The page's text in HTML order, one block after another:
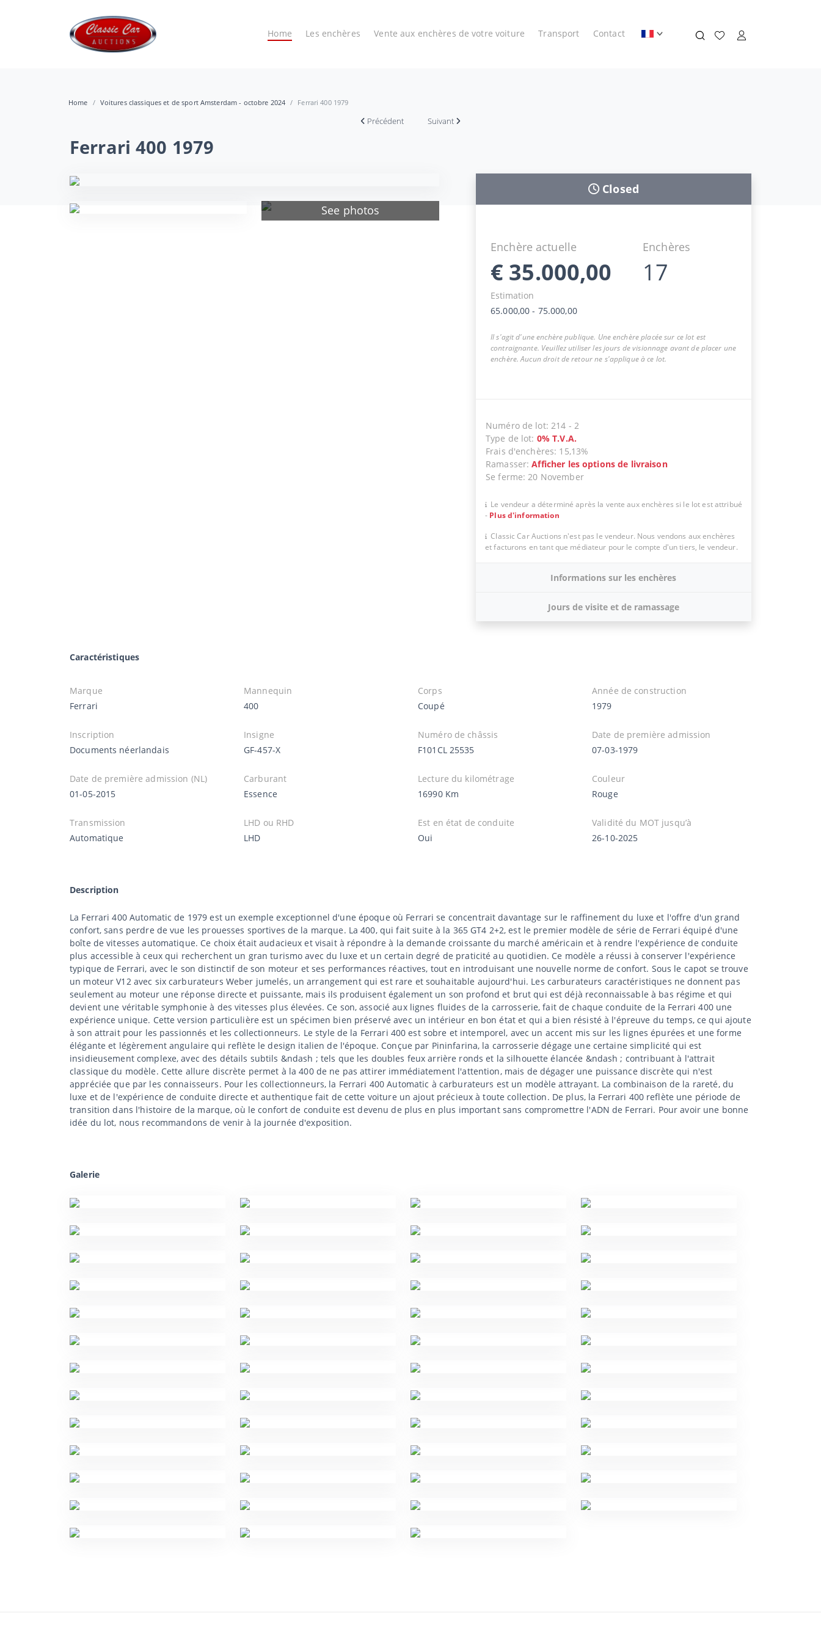
Home Les enchères Vente aux enchères de votre voiture Transport Contact
Home Voitures classiques et de sport Amsterdam - octobre 2024 Ferrari 400 1979
Précédent Suivant
Ferrari 400 1979
See photos
Closed
Enchère actuelle
€ 35.000,00
Enchères
17
Estimation
65.000,00 - 75.000,00
Il s'agit d'une enchère publique. Une enchère placée sur ce lot est
contraignante. Veuillez utiliser les jours de visionnage avant de placer une
enchère. Aucun droit de retour ne s'applique à ce lot.
Numéro de lot: 214 - 2
Type de lot: 0% T.V.A.
Frais d'enchères: 15,13%
Ramasser:Afficher les options de livraison
Se ferme:20 November
Le vendeur a déterminé après la vente aux enchères si le lot est attribué
- Plus d'information
Classic Car Auctions n'est pas le vendeur. Nous vendons aux enchères
et facturons en tant que médiateur pour le compte d'un tiers, le vendeur.
Informations sur les enchères
Jours de visite et de ramassage
Caractéristiques
Marque
Ferrari
Mannequin
400
Corps
Coupé
Année de construction
1979
Inscription
Documents néerlandais
Insigne
GF-457-X
Numéro de châssis
F101CL 25535
Date de première admission
07-03-1979
Date de première admission (NL)
01-05-2015
Carburant
Essence
Lecture du kilométrage
16990 Km
Couleur
Rouge
Transmission
Automatique
LHD ou RHD
LHD
Est en état de conduite
Oui
Validité du MOT jusqu’à
26-10-2025
Description
La Ferrari 400 Automatic de 1979 est un exemple exceptionnel d'une époque où Ferrari se concentrait davantage sur le raffinement du luxe et l'offre d'un grand
confort, sans perdre de vue les prouesses sportives de la marque. La 400, qui fait suite à la 365 GT4 2+2, est le premier modèle de série de Ferrari équipé d'une
boîte de vitesses automatique. Ce choix était audacieux et visait à répondre à la demande croissante du marché américain et à rendre l'expérience de conduite
plus accessible à ceux qui recherchent un gran turismo avec du luxe et un certain degré de praticité au quotidien. Ce modèle a réussi à conserver l'expérience
typique de Ferrari, avec le son distinctif de son moteur et ses performances réactives, tout en introduisant une nouvelle norme de confort. Sous le capot se trouve
un moteur V12 avec six carburateurs Weber jumelés, un arrangement qui est rare et souhaitable aujourd'hui. Les carburateurs caractéristiques ne donnent pas
seulement au moteur une réponse directe et puissante, mais ils produisent également un son profond et brut qui est déjà reconnaissable à bas régime et qui
devient une véritable symphonie à des vitesses plus élevées. Ce son, associé aux lignes fluides de la carrosserie, fait de chaque conduite de la Ferrari 400 une
expérience unique. Cette version particulière est un spécimen bien préservé avec un intérieur en bon état et qui a bien résisté à l'épreuve du temps, ce qui ajoute
à son attrait pour les passionnés et les collectionneurs. Le style de la Ferrari 400 est sobre et intemporel, avec un accent mis sur les lignes épurées et une forme
élégante et légèrement angulaire qui reflète le design italien de l'époque. Conçue par Pininfarina, la carrosserie dégage une certaine simplicité qui est
insidieusement complexe, avec des détails subtils &ndash ; tels que les doubles feux arrière ronds et la silhouette élancée &ndash ; contribuant à l'attrait
classique du modèle. Cette allure discrète permet à la 400 de ne pas attirer immédiatement l'attention, mais de dégager une puissance discrète qui n'est
appréciée que par les connaisseurs. Pour les collectionneurs, la Ferrari 400 Automatic à carburateurs est un modèle attrayant. La combinaison de la rareté, du
luxe et de l'expérience de conduite directe et authentique fait de cette voiture un ajout précieux à toute collection. De plus, la Ferrari 400 reflète une période de
transition dans l'histoire de la marque, où le confort de conduite est devenu de plus en plus important sans compromettre l'ADN de Ferrari. Pour avoir une bonne
idée du lot, nous recommandons de venir à la journée d'exposition.
Galerie